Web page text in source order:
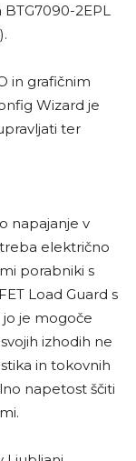
2EPL
in grafičnim
Wizard je
ter
napajanje v
električno
porabniki s
Load Guard s
jo je mogoče
izhodih ne
in tokovnih
napetost ščiti